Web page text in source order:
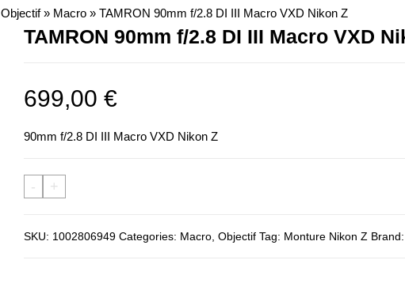
Objectif» Macro » TAMRON 90mm f/2.8 DI III Macro VXD Nikon Z
TAMRON 90mm f/2.8 DI III Macro VXD
699,00 €
90mm f/2.8 DI III Macro VXD Nikon Z
- +
SKU: 1002806949 Categories: Macro, Objectif Tag: Monture Nikon Z Brand: